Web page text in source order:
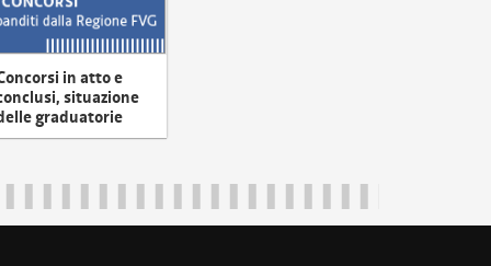
in atto e
situazione
graduatorie